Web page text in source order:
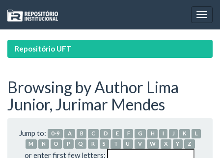
navigation
Repositório UFT
Browsing by Author Lima
Junior, Jurimar Mendes
Jump to: 0-9 A B C D E F G H I J K
L
M
N O P Q R S T U V W X Y Z
or enter first few letters: